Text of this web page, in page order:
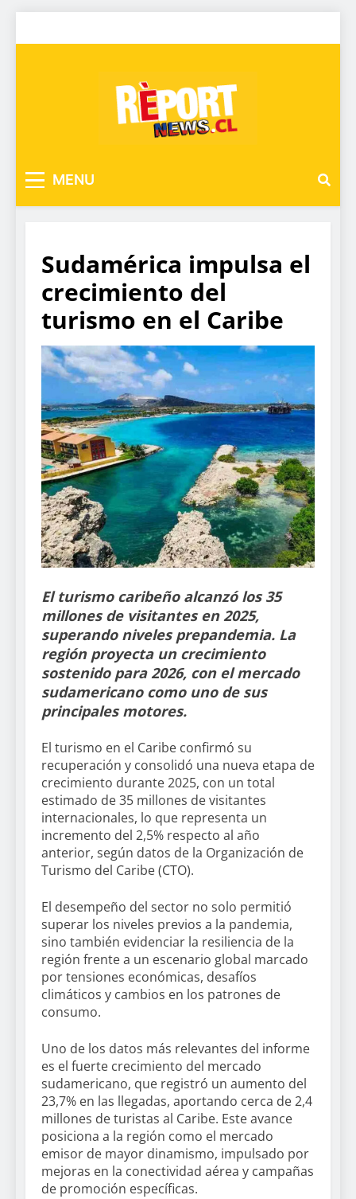
MENU
Sudamérica impulsa el
crecimiento del
turismo en el Caribe
El turismo caribeño alcanzó los 35
millones de visitantes en 2025,
superando niveles prepandemia. La
región proyecta un crecimiento
sostenido para 2026, con el mercado
sudamericano como uno de sus
principales motores.
El turismo en el Caribe confirmó su
recuperación y consolidó una nueva etapa de
crecimiento durante 2025, con un total
estimado de 35 millones de visitantes
internacionales, lo que representa un
incremento del 2,5% respecto al año
anterior, según datos de la Organización de
Turismo del Caribe (CTO).
El desempeño del sector no solo permitió
superar los niveles previos a la pandemia,
sino también evidenciar la resiliencia de la
región frente a un escenario global marcado
por tensiones económicas, desafíos
climáticos y cambios en los patrones de
consumo.
Uno de los datos más relevantes del informe
es el fuerte crecimiento del mercado
sudamericano, que registró un aumento del
23,7% en las llegadas, aportando cerca de 2,4
millones de turistas al Caribe. Este avance
posiciona a la región como el mercado
emisor de mayor dinamismo, impulsado por
mejoras en la conectividad aérea y campañas
de promoción específicas.